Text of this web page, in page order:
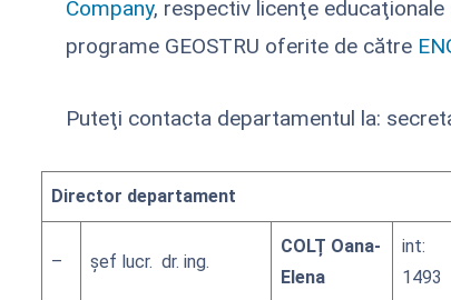
Company, respectiv licenţe
programe GEOSTRU oferite de către
Puteţi contacta departamentul la:
Director departament
– şef lucr. dr. ing.
COLȚ Oana-
Elena
int:
1493